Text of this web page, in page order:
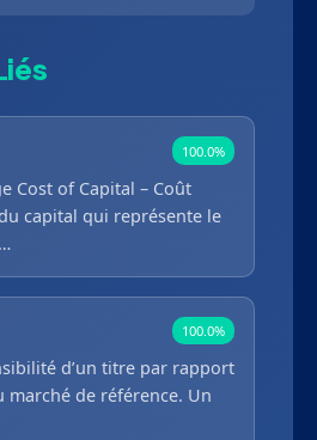
100.0%
Cost of Capital – Coût
capital qui représente le
100.0%
d’un titre par rapport
marché de référence. Un